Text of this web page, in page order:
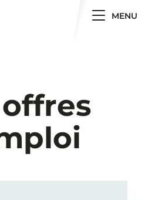
Toggle
MENU